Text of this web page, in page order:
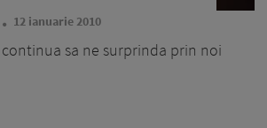
12 ianuarie 2010
sa ne surprinda prin noi